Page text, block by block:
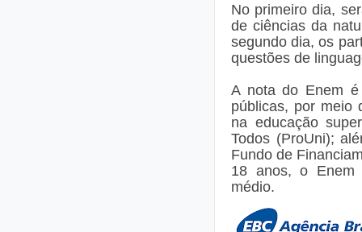
No primeiro dia,
de ciências da
segundo dia, os
questões de
A nota do Enem
públicas, por meio
na educação
Todos (ProUni);
Fundo de
18 anos, o Enem
médio.